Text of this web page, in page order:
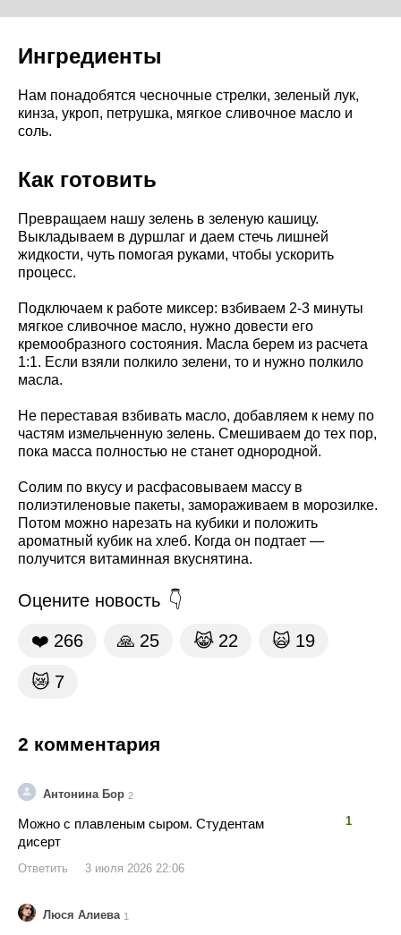
Ингредиенты
Нам понадобятся чесночные стрелки, зеленый лук,
кинза, укроп, петрушка, мягкое сливочное масло и
соль.
Как готовить
Превращаем нашу зелень в зеленую кашицу.
Выкладываем в дуршлаг и даем стечь лишней
жидкости, чуть помогая руками, чтобы ускорить
процесс.
Подключаем к работе миксер: взбиваем 2-3 минуты
мягкое сливочное масло, нужно довести его
кремообразного состояния. Масла берем из расчета
1:1. Если взяли полкило зелени, то и нужно полкило
масла.
Не переставая взбивать масло, добавляем к нему по
частям измельченную зелень. Смешиваем до тех пор,
пока масса полностью не станет однородной.
Солим по вкусу и расфасовываем массу в
полиэтиленовые пакеты, замораживаем в морозилке.
Потом можно нарезать на кубики и положить
ароматный кубик на хлеб. Когда он подтает —
получится витаминная вкуснятина.
Оцените новость
❤️ 266 🙏 25 😹 22 🙀 19
😿 7
2 комментария
Антонина Бор 2
1
Можно с плавленым сыром. Студентам
дисерт
Ответить 3 июля 2026 22:06
Люся Алиева 1